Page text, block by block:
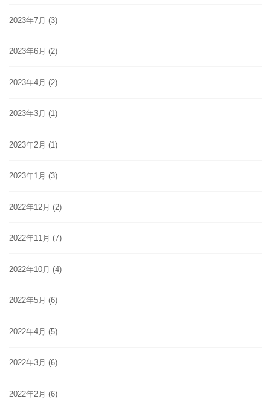
2023年7月 (3)
2023年6月 (2)
2023年4月 (2)
2023年3月 (1)
2023年2月 (1)
2023年1月 (3)
2022年12月 (2)
2022年11月 (7)
2022年10月 (4)
2022年5月 (6)
2022年4月 (5)
2022年3月 (6)
2022年2月 (6)